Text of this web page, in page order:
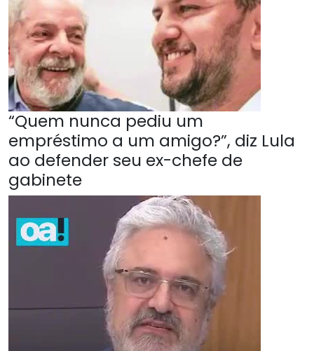
“Quem nunca pediu um
empréstimo a um amigo?”, diz Lula
ao defender seu ex-chefe de
gabinete